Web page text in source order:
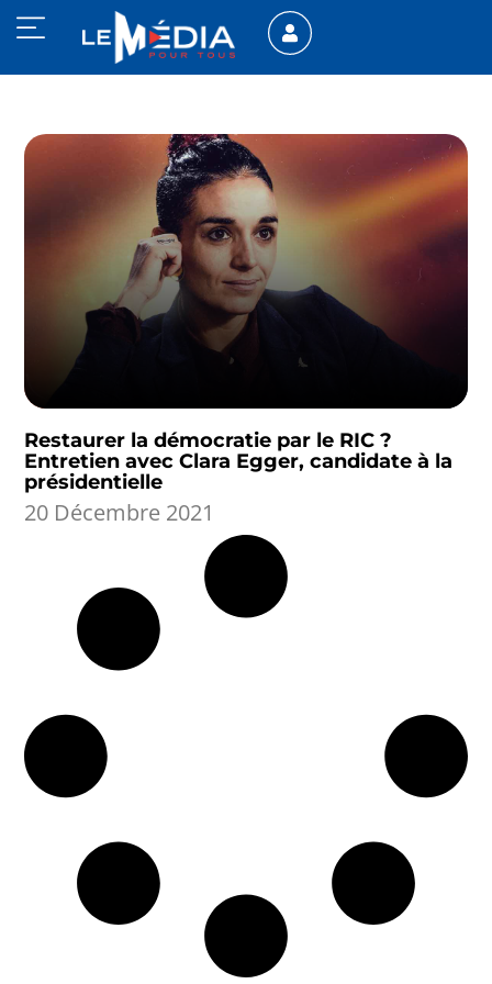
Restaurer la démocratie par le RIC ?
Entretien avec Clara Egger, candidate à la
présidentielle
20 Décembre 2021